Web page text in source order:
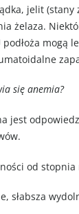
jelit
żelaza.
podłoża
się anemia?
jest
od
słabsza